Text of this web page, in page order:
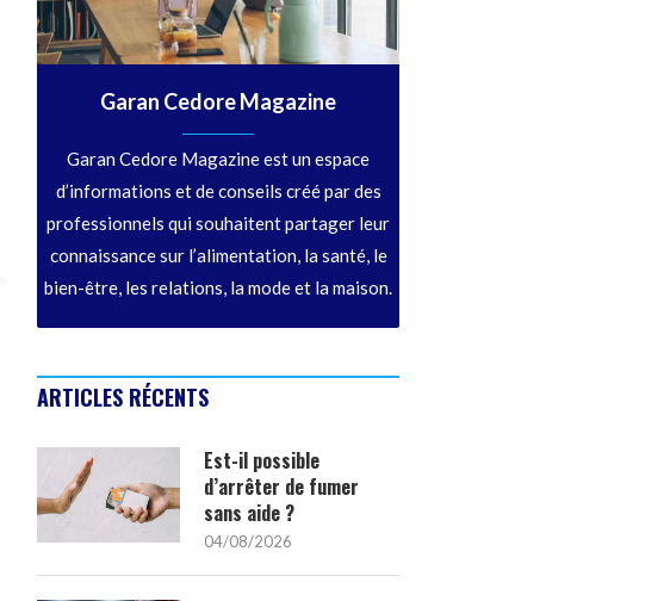
Garan Cedore Magazine
Garan Cedore Magazine est un espace
d’informations et de conseils créé par des
professionnels qui souhaitent partager leur
connaissance sur l’alimentation, la santé, le
bien-être, les relations, la mode et la maison.
ARTICLES RÉCENTS
Est-il possible
d’arrêter de fumer
sans aide ?
04/08/2026